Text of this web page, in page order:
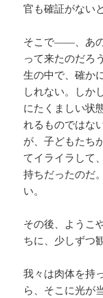
官も確証がない
そこで――、あ
って来たのだろ
生の中で、確か
しれない。しか
にたくましい状
れるものではな
が、子どもたち
てイライラして
持ちだったのだ
い。
その後、ようこ
ちに、少しずつ
我々は肉体を持
ら、そこに光が